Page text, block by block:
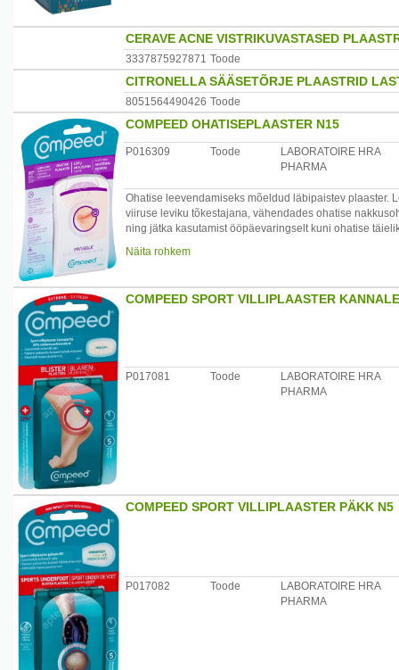
CERAVE ACNE VISTRIKUVASTASED
3337875927871 Toode
CITRONELLA SÄÄSETÕRJE PLAASTRID
8051564490426 Toode
COMPEED OHATISEPLAASTER N15
P016309 Toode
LABORATOIRE HRA
PHARMA
Ohatise leevendamiseks mõeldud läbipaistev plaaster.
viiruse leviku tõkestajana, vähendades ohatise
ning jätka kasutamist ööpäevaringselt kuni ohatise
Kasutamisjuhised:
kattepaber. Seejärel eemalda ettevaatlikult, jälgides
kaitstud. Aseta lahtine pool peegli abil ohatisele ja
Ohatiseplaaster, 15 tk. karbis
Näita rohkem
COMPEED SPORT VILLIPLAASTER
P017081 Toode
LABORATOIRE HRA
PHARMA
COMPEED SPORT VILLIPLAASTER PÄKK N5
P017082 Toode
LABORATOIRE HRA
PHARMA